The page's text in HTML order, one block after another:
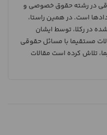
در رشته حقوق خصوصی و
است. در همین راستا،
در رکلا، توسط ایشان
مستقیما با مسائل حقوقی
تلاش کرده است مقالات